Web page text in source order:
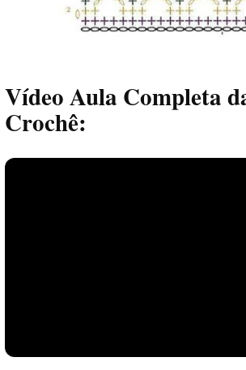
Vídeo Aula Completa
Crochê: